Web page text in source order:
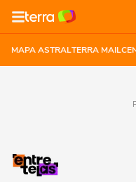
MAPA ASTRALTERRA MAIL